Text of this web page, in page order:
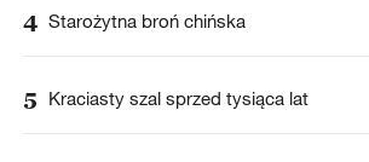
4 Starożytna broń chińska
5 Kraciasty szal sprzed tysiąca lat